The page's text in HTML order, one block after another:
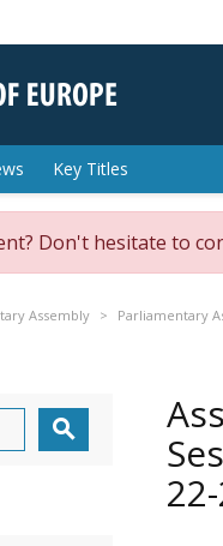
Key Titles
Don't hesitate to
Assembly Parliamentary
